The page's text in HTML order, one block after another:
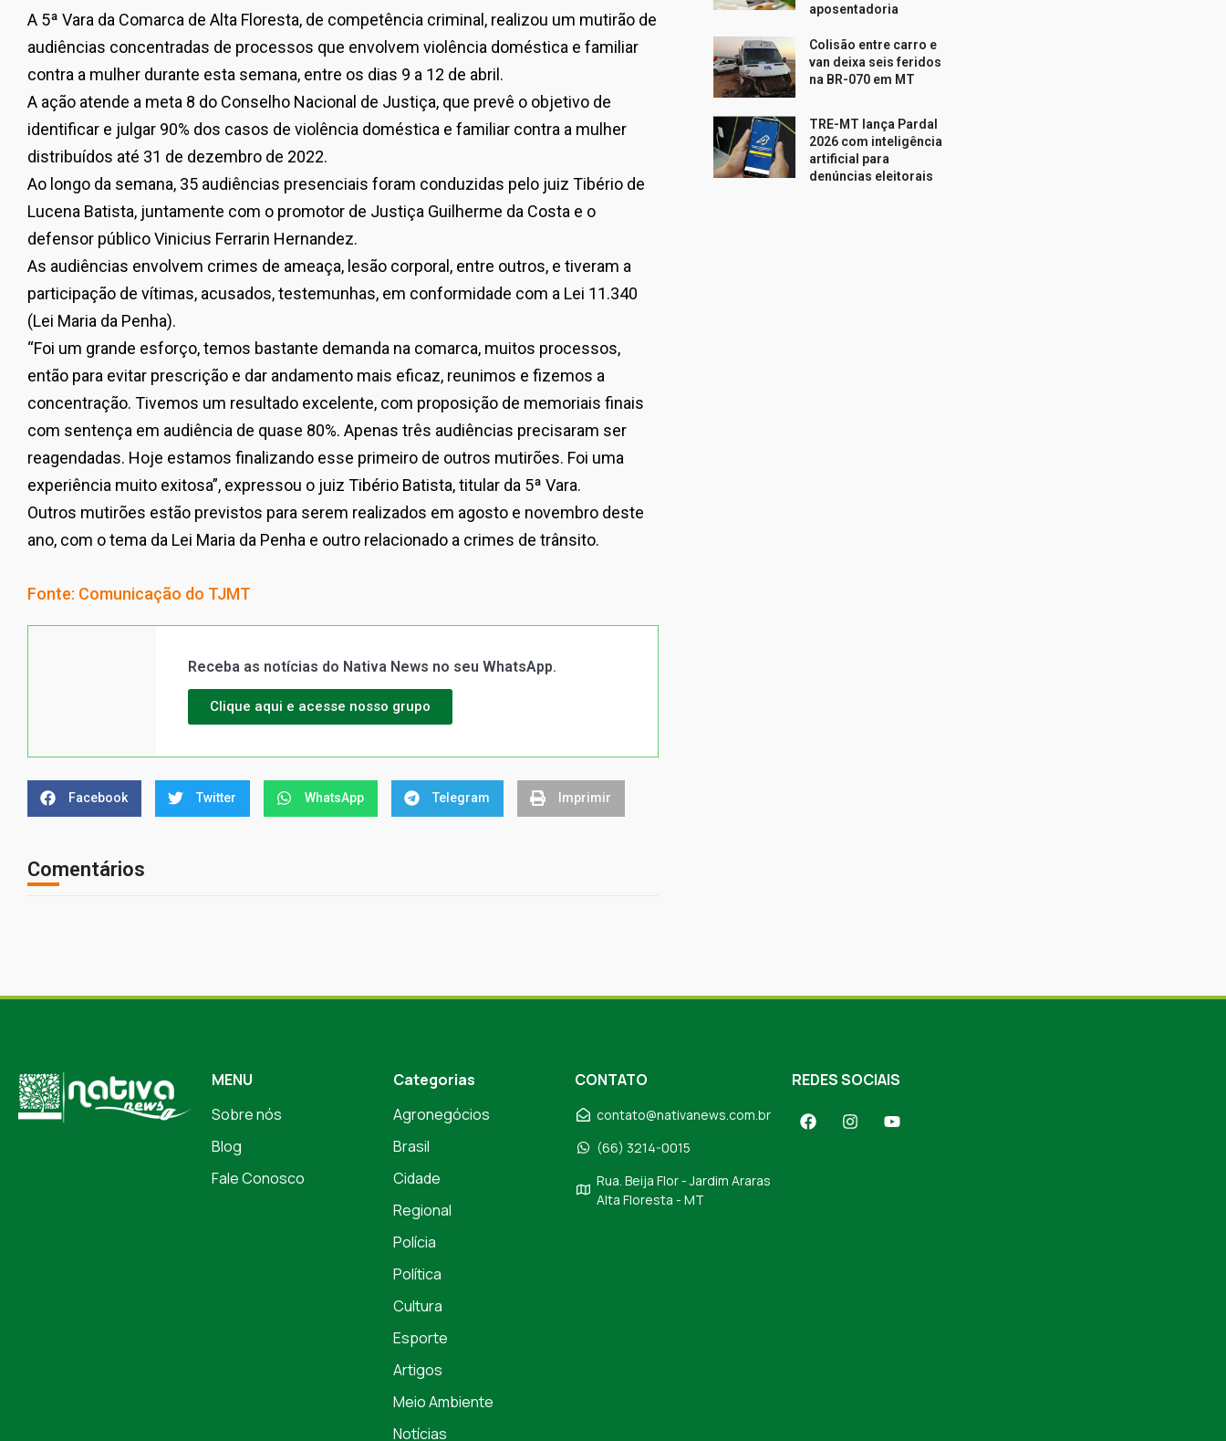
A 5ª Vara da Comarca de Alta Floresta, de competência criminal, realizou um mutirão de
audiências concentradas de processos que envolvem violência doméstica e familiar
contra a mulher durante esta semana, entre os dias 9 a 12 de abril.
A ação atende a meta 8 do Conselho Nacional de Justiça, que prevê o objetivo de
identificar e julgar 90% dos casos de violência doméstica e familiar contra a mulher
distribuídos até 31 de dezembro de 2022.
Ao longo da semana, 35 audiências presenciais foram conduzidas pelo juiz Tibério de
Lucena Batista, juntamente com o promotor de Justiça Guilherme da Costa e o
defensor público Vinicius Ferrarin Hernandez.
As audiências envolvem crimes de ameaça, lesão corporal, entre outros, e tiveram a
participação de vítimas, acusados, testemunhas, em conformidade com a Lei 11.340
(Lei Maria da Penha).
“Foi um grande esforço, temos bastante demanda na comarca, muitos processos,
então para evitar prescrição e dar andamento mais eficaz, reunimos e fizemos a
concentração. Tivemos um resultado excelente, com proposição de memoriais finais
com sentença em audiência de quase 80%. Apenas três audiências precisaram ser
reagendadas. Hoje estamos finalizando esse primeiro de outros mutirões. Foi uma
experiência muito exitosa”, expressou o juiz Tibério Batista, titular da 5ª Vara.
Outros mutirões estão previstos para serem realizados em agosto e novembro deste
ano, com o tema da Lei Maria da Penha e outro relacionado a crimes de trânsito.
Fonte: Comunicação do TJMT
Receba as notícias do Nativa News no seu WhatsApp.
Clique aqui e acesse nosso grupo
Facebook Twitter WhatsApp Telegram Imprimir
Comentários
aposentadoria
Colisão entre carro e
van deixa seis feridos
na BR-070 em MT
TRE-MT lança Pardal
2026 com inteligência
artificial para
denúncias eleitorais
MENU
Sobre nós
Blog
Fale Conosco
Categorias
Agronegócios
Brasil
Cidade
Regional
Polícia
Política
Cultura
Esporte
Artigos
Meio Ambiente
Notícias
CONTATO
contato@nativanews.com.br
(66) 3214-0015
Rua. Beija Flor - Jardim Araras
Alta Floresta - MT
REDES SOCIAIS